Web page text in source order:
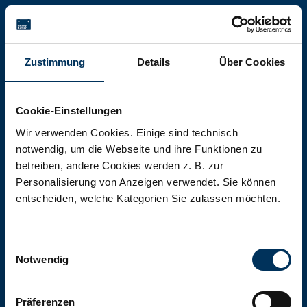
Zustimmung Details Über Cookies
Cookie-Einstellungen
Wir verwenden Cookies. Einige sind technisch
notwendig, um die Webseite und ihre Funktionen zu
betreiben, andere Cookies werden z. B. zur
Personalisierung von Anzeigen verwendet. Sie können
entscheiden, welche Kategorien Sie zulassen möchten.
Notwendig
Präferenzen
Battery-Kutter Shop
In unserem Shop finden Sie Batterien,
jeglicher Art, Größe und Leistung.
Zum Shop